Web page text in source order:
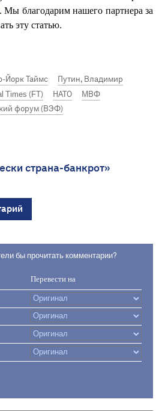
Мы благодарим нашего партнера за
эту статью.
Йорк Таймс
Путин, Владимир
Times (FT) НАТО
МВФ
форум (ВЭФ)
страна-банкрот»
бы прочитать комментарии?
Перевести на